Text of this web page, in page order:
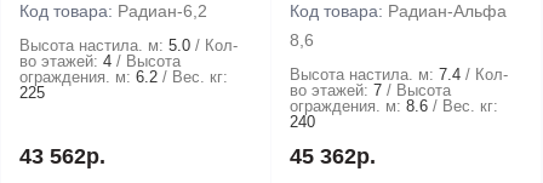
Код товара: Радиан-6,2
Высота настила. м: 5.0
Кол-
во этажей: 4
Высота
ограждения. м: 6.2
Вес. кг:
225
43 562р.
Код товара: Радиан-Альфа
8,6
Высота настила. м: 7.4
Кол-
во этажей: 7
Высота
ограждения. м: 8.6
Вес. кг:
240
45 362р.